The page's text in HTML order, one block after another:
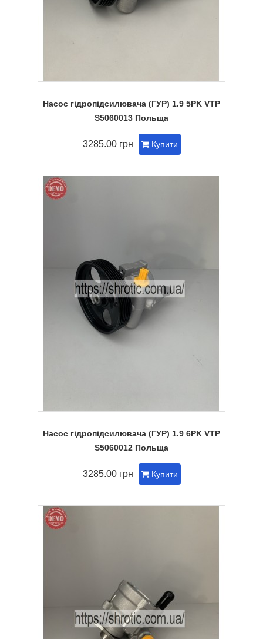
Насос гідропідсилювача (ГУР) 1.9 5PK VTP
S5060013 Польща
3285.00 грн Купити
Насос гідропідсилювача (ГУР) 1.9 6PK VTP
S5060012 Польща
3285.00 грн Купити